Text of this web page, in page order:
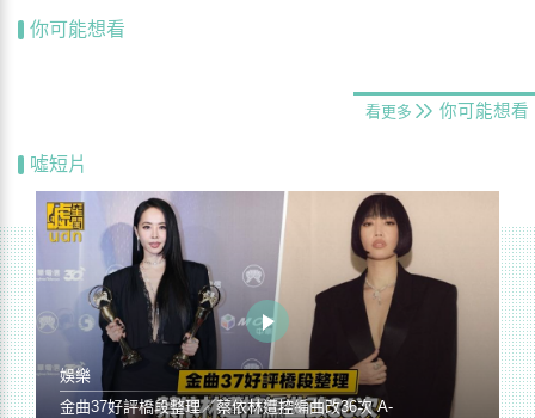
你可能想看
看更多 你可能想看
噓短片
娛樂
金曲37好評橋段整理／蔡依林遭控編曲改36次 A-